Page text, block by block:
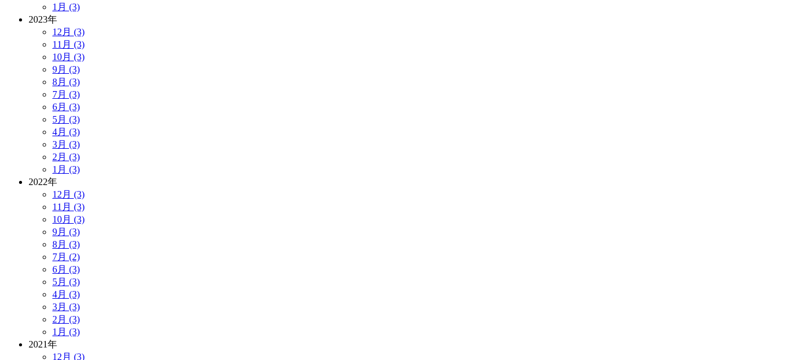
1月 (3)
2023年
12月 (3)
11月 (3)
10月 (3)
9月 (3)
8月 (3)
7月 (3)
6月 (3)
5月 (3)
4月 (3)
3月 (3)
2月 (3)
1月 (3)
2022年
12月 (3)
11月 (3)
10月 (3)
9月 (3)
8月 (3)
7月 (2)
6月 (3)
5月 (3)
4月 (3)
3月 (3)
2月 (3)
1月 (3)
2021年
12月 (3)